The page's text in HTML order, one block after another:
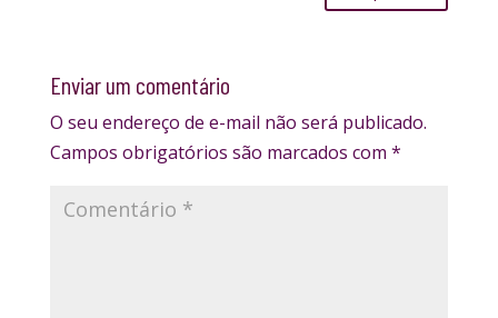
Enviar um comentário
O seu endereço de e-mail não será publicado.
Campos obrigatórios são marcados com *